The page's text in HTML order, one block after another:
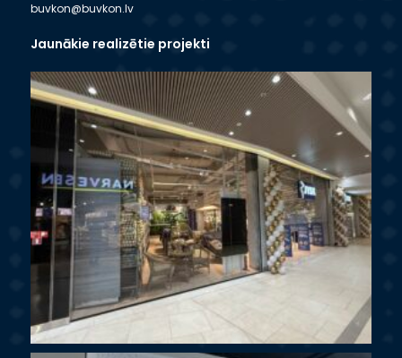
buvkon@buvkon.lv
Jaunākie realizētie projekti